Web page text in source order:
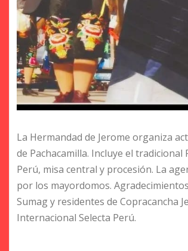
La Hermandad de Jerome organiza
de Pachacamilla. Incluye el
Perú, misa central y procesión. La
por los mayordomos.
Sumag y residentes de Copracancha
Internacional Selecta Perú.